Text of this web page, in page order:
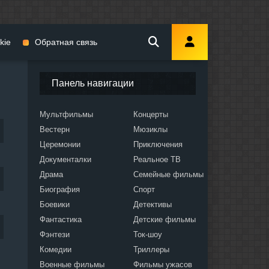
Панель навигации
Мультфильмы
Вестерн
Церемонии
Документалки
Драма
Биография
Боевики
Фантастика
Фэнтези
Комедии
Военные фильмы
Концерты
Мюзиклы
Приключения
Реальное ТВ
Семейные фильмы
Спорт
Детективы
Детские фильмы
Ток-шоу
Триллеры
Фильмы ужасов
Обратная связь